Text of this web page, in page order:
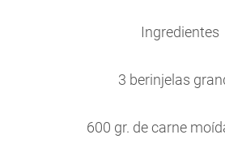
Ingredientes
3 berinjelas
600 gr. de carne